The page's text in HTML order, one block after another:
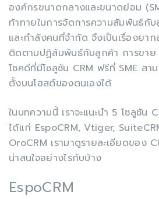
องค์กรขนาดกลางและขนาดย่อม
ท้าทายในการจัดการความสัมพันธ์กั
และกำลังคนที่จำกัด จึงเป็นเรื่องยาก
ติดตามปฏิสัมพันธ์กับลูกค้า การขาย
โชคดีที่มีโซลูชัน CRM ฟรีที่ SME สา
ตั้งบนโฮสต์ของตนเองได้
ในบทความนี้ เราจะแนะนำ 5 โซลูชัน
ได้แก่ EspoCRM, Vtiger,
OroCRM เรามาดูรายละเอียดของ
น่าสนใจอย่างไรกับบ้าง
EspoCRM